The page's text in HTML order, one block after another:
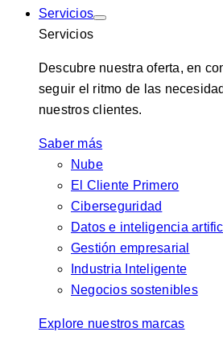
Servicios
Servicios
Descubre nuestra oferta, en
seguir el ritmo de las
nuestros clientes.
Saber más
Nube
El Cliente Primero
Ciberseguridad
Datos e inteligencia
Gestión empresarial
Industria Inteligente
Negocios sostenibles
Explore nuestros marcas